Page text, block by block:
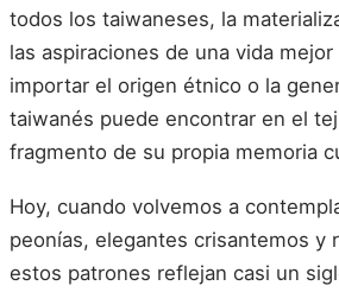
todos los taiwaneses, la
las aspiraciones de una vida
importar el origen étnico o la
taiwanés puede encontrar en el
fragmento de su propia memoria
Hoy, cuando volvemos a
peonías, elegantes crisantemos y
estos patrones reflejan casi un